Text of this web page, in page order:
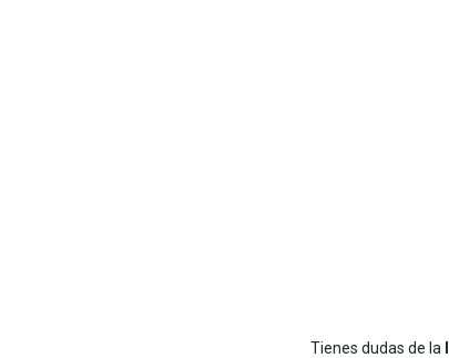
Tienes dudas de la